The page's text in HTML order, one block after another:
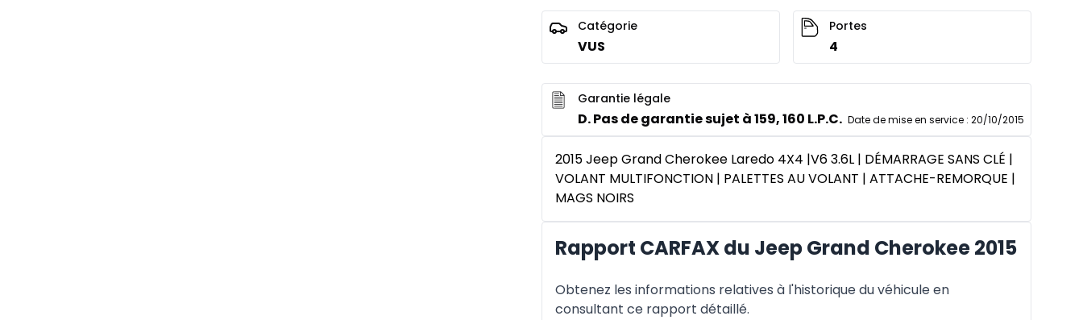
Catégorie
VUS
Portes
4
Garantie légale
D. Pas de garantie sujet à 159, 160 L.P.C. Date de mise en service : 20/10/2015
2015 Jeep Grand Cherokee Laredo 4X4 |V6 3.6L | DÉMARRAGE SANS CLÉ |
VOLANT MULTIFONCTION | PALETTES AU VOLANT | ATTACHE-REMORQUE |
MAGS NOIRS
Rapport CARFAX du Jeep Grand Cherokee 2015
Obtenez les informations relatives à l'historique du véhicule en
consultant ce rapport détaillé.